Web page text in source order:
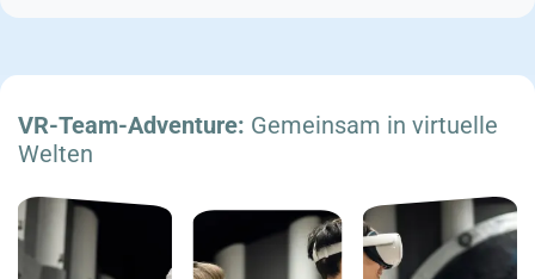
VR-Team-Adventure: Gemeinsam in virtuelle
Welten